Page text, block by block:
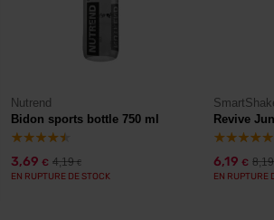
Nutrend
Bidon sports bottle 750 ml
3,69 € 4,19€
EN RUPTURE DE STOCK
Revive
6,19 €
EN RUPTURE